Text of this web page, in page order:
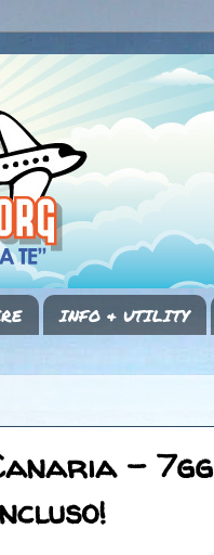
INFO & UTILITY
- 7gg